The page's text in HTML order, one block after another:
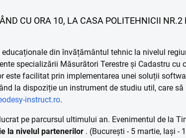
CU ORA 10, LA CASA POLITEHNICII
din învățământul tehnic la nivelul
specializării Măsurători Terestre și Cadastru cu
facilitat prin implementarea unei soluții
la dispoziție un instrument de studiu util, care să
instruct.ro.
pe parcursul ultimului an. Evenimentul de la
la nivelul partenerilor . (București - 5 martie, Iași -